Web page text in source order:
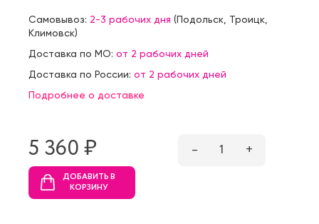
Самовывоз: 2-3 рабочих дня (Подольск Троицк
Климовск)
Доставка по МО: от 2 рабочих дней
Доставка по России: от 2 рабочих дней
Подробнее о доставке
5 360 ₷ – 1 +
ДОБАВИТЬ В
КОРЗИНУ